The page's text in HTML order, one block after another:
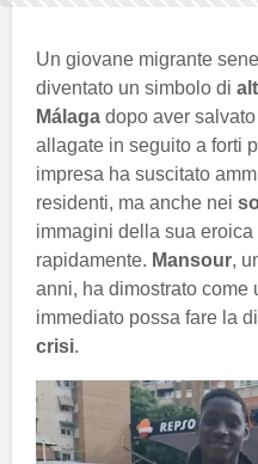
Un giovane migrante
diventato un simbolo di
Málaga dopo aver
allagate in seguito a forti
impresa ha suscitato
residenti, ma anche nei
immagini della sua
rapidamente. Mansour,
anni, ha dimostrato come
immediato possa fare la
crisi.